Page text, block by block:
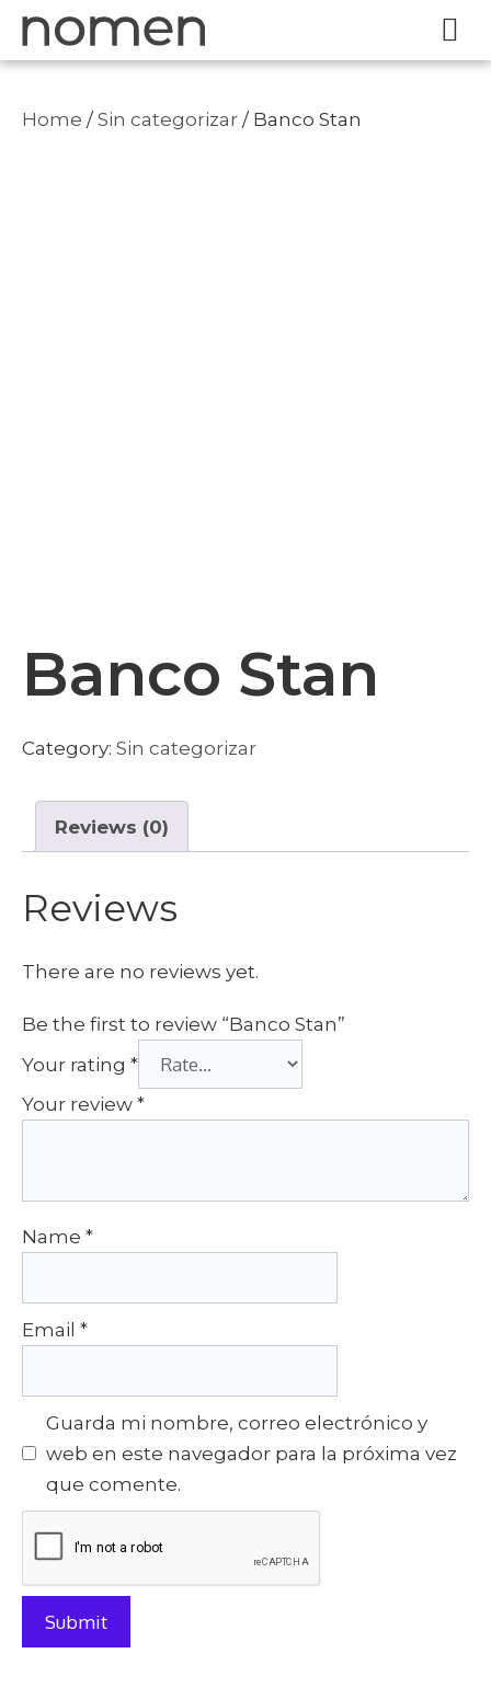
Home / Sin categorizar / Banco Stan
Banco Stan
Category: Sin categorizar
Reviews (0)
Reviews
There are no reviews yet.
Be the first to review “Banco Stan”
Your rating *
Your review *
Name *
Email *
Guarda mi nombre, correo electrónico y
web en este navegador para la próxima vez
que comente.